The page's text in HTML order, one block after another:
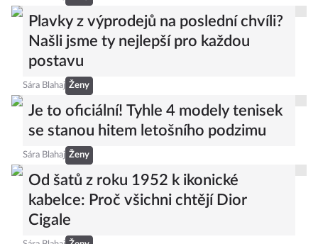
Plavky z výprodejů na poslední chvíli?
Našli jsme ty nejlepší pro každou
postavu
Sára Blahaj Ženy
Je to oficiální! Tyhle 4 modely tenisek
se stanou hitem letošního podzimu
Sára Blahaj Ženy
Od šatů z roku 1952 k ikonické
kabelce: Proč všichni chtějí Dior
Cigale